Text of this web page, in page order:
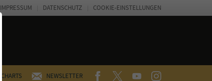
CHARTS NEWSLETTER FACEBOOKTWITTERYOUTUBEINSTAGRAM
IMPRESSUM DATENSCHUTZ COOKIE-EINSTELLUNGEN